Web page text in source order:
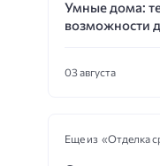
Умные дома:
возможности
03 августа
Еще из «Отделка